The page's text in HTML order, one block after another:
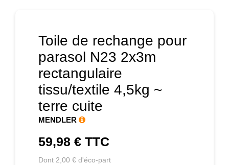
Toile de rechange pour
parasol N23 2x3m
rectangulaire
tissu/textile 4,5kg ~
terre cuite
MENDLER
59,98 € TTC
Dont 2,00 € d'éco-part